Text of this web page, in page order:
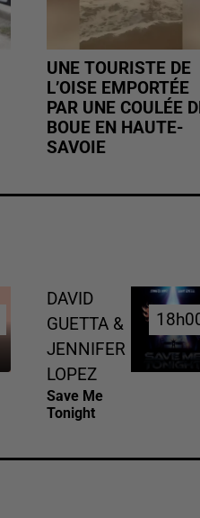
UNE TOURISTE DE
L’OISE EMPORTÉE
PAR UNE COULÉE
BOUE EN HAUTE-
SAVOIE
DAVID
GUETTA &
JENNIFER
LOPEZ
Save Me
Tonight